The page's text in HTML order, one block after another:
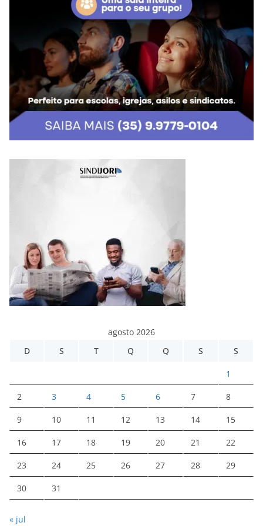
agosto 2026
D
S T Q Q S S
1
2 3 4 5 6 7 8
9 10 11 12 13 14 15
16 17 18 19 20 21 22
23 24 25 26 27 28 29
30 31
« jul